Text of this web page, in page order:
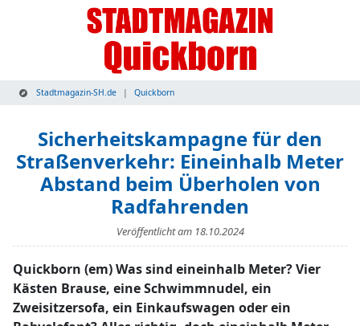
Stadtmagazin-SH.de Quickborn
Sicherheitskampagne für den
Straßenverkehr: Eineinhalb Meter
Abstand beim Überholen von
Radfahrenden
Veröffentlicht am 18.10.2024
Quickborn (em) Was sind eineinhalb Meter? Vier
Kästen Brause, eine Schwimmnudel, ein
Zweisitzersofa, ein Einkaufswagen oder ein